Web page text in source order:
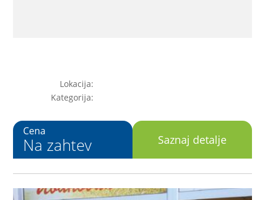
Lokacija:
Kategorija:
Cena
Na zahtev Saznaj detalje